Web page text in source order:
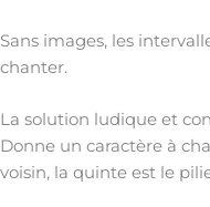
Sans images, les
chanter.
La solution ludique et
Donne un caractère à
voisin, la quinte est le